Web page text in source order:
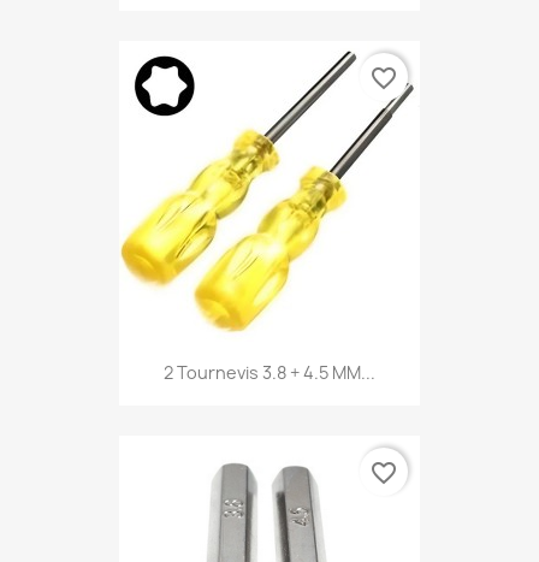
2 Tournevis 3.8 + 4.5 MM...
favorite_border
favorite_border